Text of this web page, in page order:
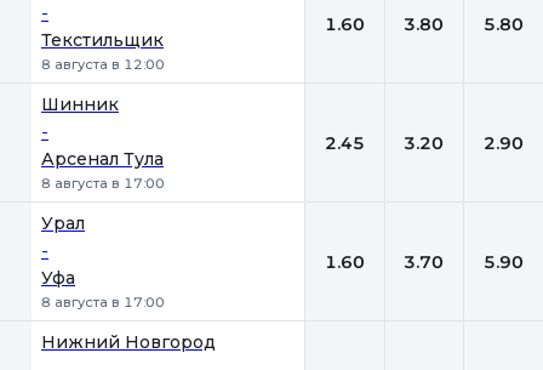
-
Текстильщик
8 августа в 12:00
1.60 3.80 5.80
Шинник
-
Арсенал Тула
8 августа в 17:00
2.45 3.20 2.90
Урал
-
Уфа
8 августа в 17:00
1.60 3.70 5.90
Нижний Новгород